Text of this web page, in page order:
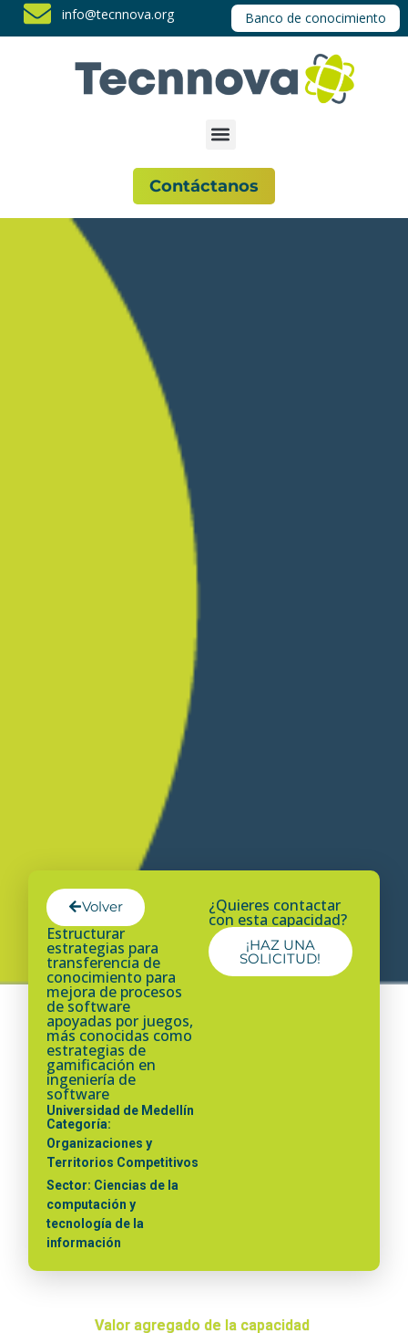
info@tecnnova.org Banco de conocimiento
Contáctanos
Volver
Estructurar
estrategias para
transferencia de
conocimiento para
mejora de procesos
de software
apoyadas por juegos,
más conocidas como
estrategias de
gamificación en
ingeniería de
software
Universidad de Medellín
Categoría:
Organizaciones y
Territorios Competitivos
Sector: Ciencias de la
computación y
tecnología de la
información
¿Quieres contactar
con esta capacidad?
¡HAZ UNA
SOLICITUD!
Valor agregado de la capacidad